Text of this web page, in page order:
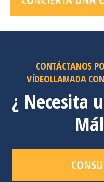
CONTÁCTANOS
VÍDEOLLAMADA
¿ Necesita